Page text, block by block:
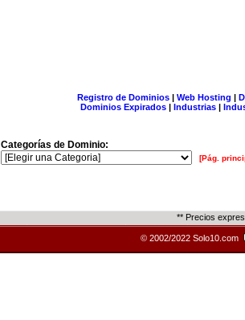
Registro de Dominios| Web Hosting |
Dominios Expirados | Industrias |
Categorías de Dominio:
[Pág.
** Precios
© 2002/2022 Solo10.com